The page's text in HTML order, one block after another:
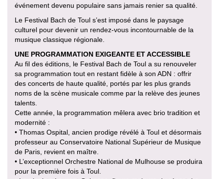
événement devenu populaire sans jamais renier sa qualité.
Le Festival Bach de Toul s’est imposé dans le paysage
culturel pour devenir un rendez-vous incontournable de la
musique classique régionale.
UNE PROGRAMMATION EXIGEANTE ET ACCESSIBLE
Au fil des éditions, le Festival Bach de Toul a su renouveler
sa programmation tout en restant fidèle à son ADN : offrir
des concerts de haute qualité, portés par les plus grands
noms de la scène musicale comme par la relève des jeunes
talents.
Cette année, la programmation mêlera avec brio tradition et
modernité :
• Thomas Ospital, ancien prodige révélé à Toul et désormais
professeur au Conservatoire National Supérieur de Musique
de Paris, revient en maître.
• L’exceptionnel Orchestre National de Mulhouse se produira
pour la première fois à Toul.